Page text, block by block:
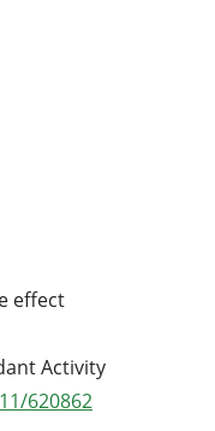
effect
Activity
620862